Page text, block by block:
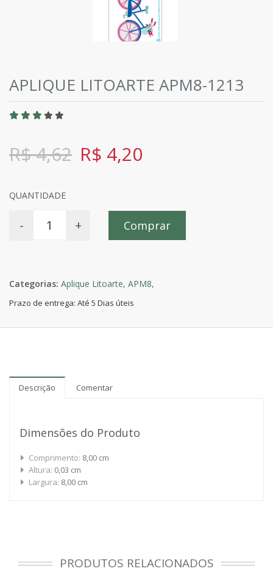
APLIQUE LITOARTE APM8-1213
R$ 4,62 R$ 4,20
QUANTIDADE
- + Comprar
Categorias: Aplique Litoarte, APM8,
Prazo de entrega: Até 5 Dias úteis
Descrição Comentar
Dimensões do Produto
Comprimento: 8,00 cm
Altura: 0,03 cm
Largura: 8,00 cm
PRODUTOS RELACIONADOS